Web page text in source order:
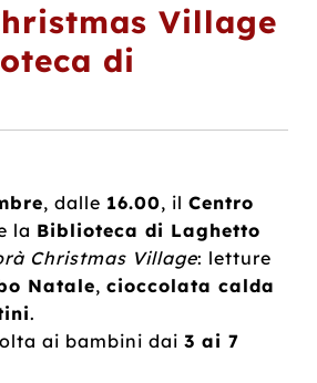
Village
di
, dalle 16.00, ilCentro
la Biblioteca di Laghetto
Christmas Village: letture
Natale,cioccolata calda
.
ai bambini dai3 ai 7